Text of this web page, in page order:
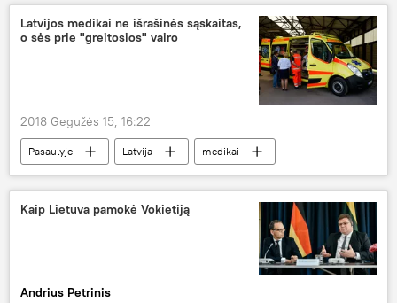
Latvijos medikai ne išrašinės sąskaitas,
o sės prie "greitosios" vairo
2018 Gegužės 15, 16:22
Pasaulyje Latvija
medikai
greitoji pagalba
Medicina ir sveikata
Kaip Lietuva pamokė Vokietiją
Andrius Petrinis